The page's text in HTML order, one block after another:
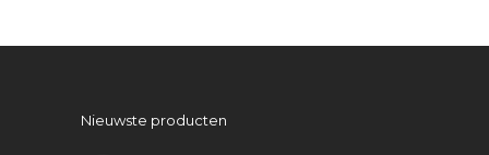
Nieuwste producten